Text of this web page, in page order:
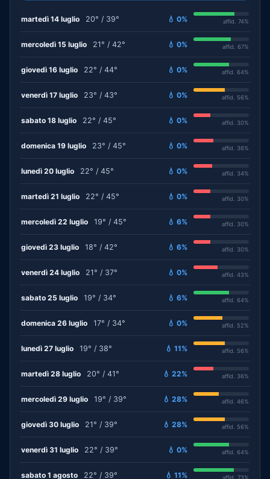
martedì 14 luglio 20° / 39° 💧 0% affid. 74%
mercoledì 15 luglio 21° / 42° 💧 0% affid. 67%
giovedì 16 luglio 22° / 44° 💧 0% affid. 64%
venerdì 17 luglio 23° / 43° 💧 0% affid. 56%
sabato 18 luglio 22° / 45° 💧 0% affid. 30%
domenica 19 luglio 23° / 45° 💧 0% affid. 36%
lunedì 20 luglio 22° / 45° 💧 0% affid. 34%
martedì 21 luglio 22° / 45° 💧 0% affid. 30%
mercoledì 22 luglio 19° / 45° 💧 6% affid. 30%
giovedì 23 luglio 18° / 42° 💧 6% affid. 30%
venerdì 24 luglio 21° / 37° 💧 0% affid. 43%
sabato 25 luglio 19° / 34° 💧 6% affid. 64%
domenica 26 luglio 17° / 34° 💧 0% affid. 52%
lunedì 27 luglio 19° / 38° 💧 11% affid. 56%
martedì 28 luglio 20° / 41° 💧 22% affid. 36%
mercoledì 29 luglio 19° / 39° 💧 28% affid. 46%
giovedì 30 luglio 21° / 39° 💧 28% affid. 56%
venerdì 31 luglio 22° / 39° 💧 0% affid. 64%
sabato 1 agosto 22° / 39° 💧 11% affid. 73%